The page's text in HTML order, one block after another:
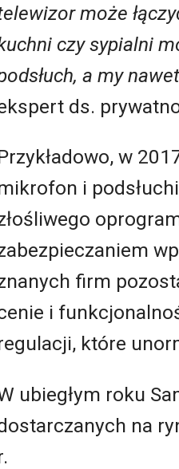
może
czy sypialni
a my
ds.
w
i
firm
i
które
ubiegłym roku
na